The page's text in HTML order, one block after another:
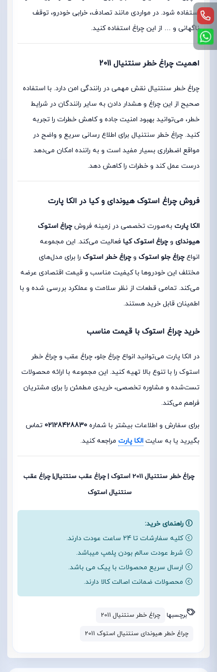
استفاده شود. در مواردی مانند تصادف، خرابی خودرو، توقف
ناگهانی و … از این چراغ استفاده کنید.
اهمیت چراغ خطر سنتنیال 2011
چراغ خطر سنتنیال نقش مهمی در رانندگی امن دارد. با استفاده
صحیح از این چراغ و هشدار دادن به سایر رانندگان در شرایط
خطر، می‌توانید بهبود امنیت جاده و کاهش خطرات را تجربه
کنید. چراغ خطر سنتنیال برای اطلاع رسانی سریع و واضح در
مواقع اضطراری بسیار مفید است و به راننده امکان می‌دهد
درست عمل کند و خطرات را کاهش دهد.
فروش چراغ استوک هیوندای و کیا در الکا پارت
الکا پارت به‌صورت تخصصی در زمینه فروش چراغ استوک
هیوندای و چراغ استوک کیا فعالیت می‌کند. این مجموعه
انواع چراغ جلو استوک و چراغ خطر استوک را برای مدل‌های
مختلف این خودروها با کیفیت مناسب و قیمت اقتصادی عرضه
می‌کند. تمامی قطعات از نظر سلامت و عملکرد بررسی شده و با
اطمینان قابل خرید هستند.
خرید چراغ استوک با قیمت مناسب
در الکا پارت می‌توانید انواع چراغ جلو، چراغ عقب و چراغ خطر
استوک را با تنوع بالا تهیه کنید. این مجموعه با ارائه محصولات
تست‌شده و مشاوره تخصصی، خریدی مطمئن را برای مشتریان
فراهم می‌کند.
برای سفارش و اطلاعات بیشتر با شماره 02128428830 تماس
بگیرید یا به سایت الکا پارت مراجعه کنید.
چراغ خطر سنتنیال 2011 استوک | چراغ عقب سنتنیال| چراغ عقب
سنتنیال استوک
راهنمای خرید:
کلیه سفارشات تا 24 ساعت عودت دارند.
شرط عودت سالم بودن پلمپ میباشد.
ارسال سریع محصولات با پیک می باشد.
محصولات ضمانت اصالت کالا دارند.
برچسبها چراغ خطر سنتنیال 2011
چراغ خطر هیوندای سنتنیال استوک 2011